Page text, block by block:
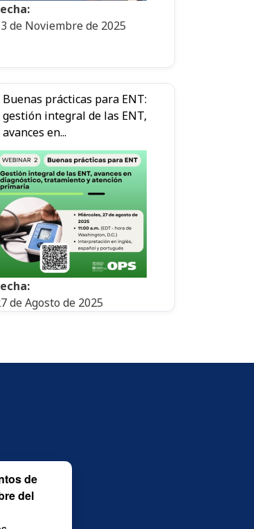
de Noviembre de 2025
Buenas prácticas para ENT:
gestión integral de las ENT,
avances en...
de Agosto de 2025
de
del